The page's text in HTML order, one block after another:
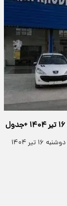
جدول آخرین قیمت خودروهای ایران خودرو برای امروز دوشنبه ۱۶ تیر ۱۴۰۴